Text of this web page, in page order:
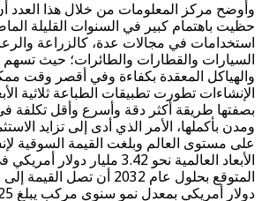
وأوضح مركز المعلومات من خلال هذا العدد أن
حظيت باهتمام كبير في السنوات القليلة
استخدامات في مجالات عدة، كالزراعة
السيارات والقطارات والطائرات؛ حيث تسهم
والهياكل المعقدة بكفاءة وفي أقصر وقت
الإنشاءات تطورت تطبيقات الطباعة ثلاثية
بصفتها طريقة أكثر دقة وأسرع وأقل تكلفة
ومدن بأكملها، الأمر الذي أدى إلى تزايد
على مستوى العالم وبلغت القيمة السوقية